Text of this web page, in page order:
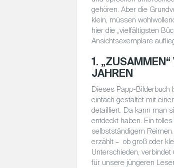
gehören. Aber die
klein, müssen
hier die „vielfältigsten
Ansichtsexemplare
1.
JAHREN
Dieses Papp-Bilderbuch
einfach gestaltet mit
detailliert. Da kann man
entdeckt haben. Ein
selbstständigem
erzählt – ob groß oder
Unterschieden,
für unsere jüngeren